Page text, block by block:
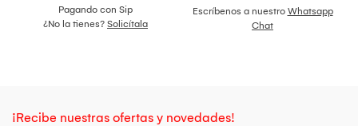
Pagando con Sip
¿No la tienes? Solicítala
Escríbenos a nuestro Whatsapp
Chat
¡Recibe nuestras ofertas y novedades!